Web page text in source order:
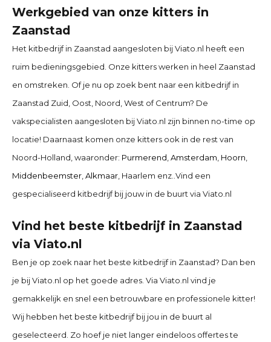
Werkgebied van onze kitters in
Zaanstad
Het kitbedrijf in Zaanstad aangesloten bij Viato.nl heeft een
ruim bedieningsgebied. Onze kitters werken in heel Zaanstad
en omstreken. Of je nu op zoek bent naar een kitbedrijf in
Zaanstad Zuid, Oost, Noord, West of Centrum? De
vakspecialisten aangesloten bij Viato.nl zijn binnen no-time op
locatie! Daarnaast komen onze kitters ook in de rest van
Noord-Holland, waaronder: Purmerend Amsterdam Hoorn
Middenbeemster Alkmaar , Haarlem enz.. Vind een
gespecialiseerd kitbedrijf bij jouw in de buurt via Viato.nl
Vind het beste kitbedrijf in Zaanstad
via Viato.nl
Ben je op zoek naar het beste kitbedrijf in Zaanstad? Dan ben
je bij Viato.nl op het goede adres. Via Viato.nl vind je
gemakkelijk en snel een betrouwbare en professionele kitter!
Wij hebben het beste kitbedrijf bij jou in de buurt al
geselecteerd. Zo hoef je niet langer eindeloos offertes te